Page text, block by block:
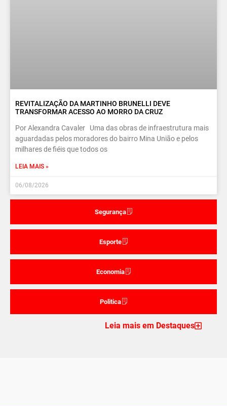
Segurança
Esporte
Economia
Politica
REVITALIZAÇÃO DA MARTINHO BRUNELLI DEVE
TRANSFORMAR ACESSO AO MORRO DA CRUZ
Por Alexandra Cavaler Uma das obras de infraestrutura mais
aguardadas pelos moradores do bairro Mina União e pelos
milhares de fiéis que todos os
LEIA MAIS »
06/08/2026
Leia mais em Destaques